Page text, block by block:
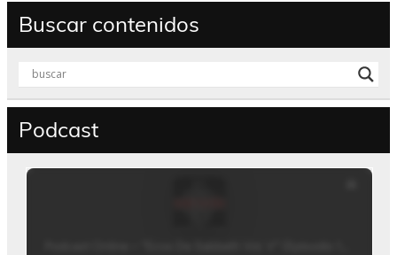
Buscar contenidos
Podcast